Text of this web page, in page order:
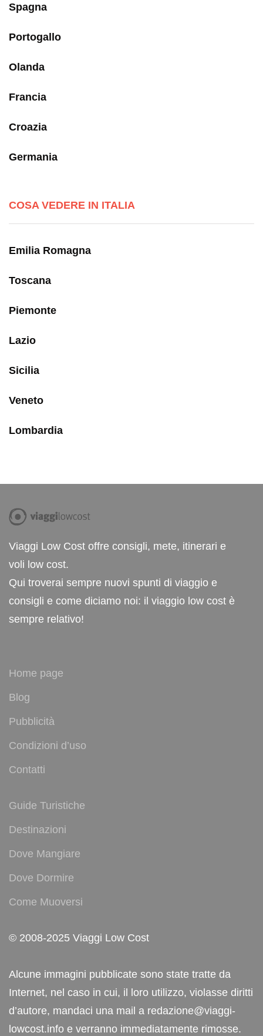
Spagna
Portogallo
Olanda
Francia
Croazia
Germania
COSA VEDERE IN ITALIA
Emilia Romagna
Toscana
Piemonte
Lazio
Sicilia
Veneto
Lombardia
Viaggi Low Cost offre consigli, mete, itinerari e
voli low cost.
Qui troverai sempre nuovi spunti di viaggio e
consigli e come diciamo noi: il viaggio low cost è
sempre relativo!
Home page
Blog
Pubblicità
Condizioni d’uso
Contatti
Guide Turistiche
Destinazioni
Dove Mangiare
Dove Dormire
Come Muoversi
© 2008-2025 Viaggi Low Cost
Alcune immagini pubblicate sono state tratte da
Internet, nel caso in cui, il loro utilizzo, violasse diritti
d’autore, mandaci una mail a redazione@viaggi-
lowcost.info e verranno immediatamente rimosse.